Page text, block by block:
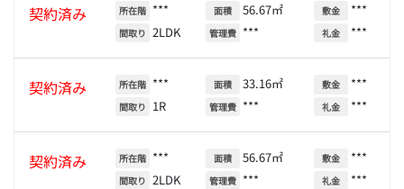
契約済み 所在階 ***
間取り 2LDK
面積 56.67㎡
管理費 ***
敷金 ***
礼金 ***
契約済み 所在階 ***
間取り 1R
面積 33.16㎡
管理費 ***
敷金 ***
礼金 ***
契約済み 所在階 ***
間取り 2LDK
面積 56.67㎡
管理費 ***
敷金 ***
礼金 ***